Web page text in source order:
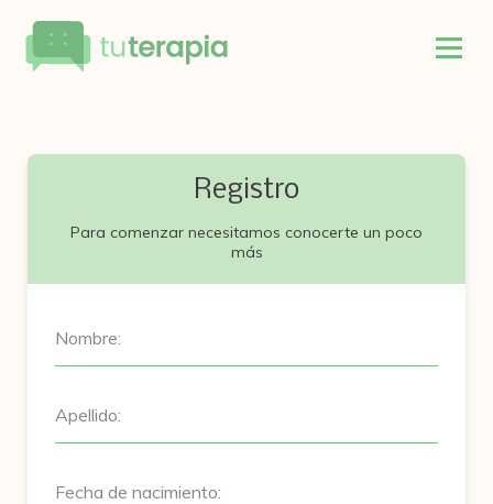
Registro
Para comenzar necesitamos conocerte un poco
más
Nombre:
Apellido:
Fecha de nacimiento: